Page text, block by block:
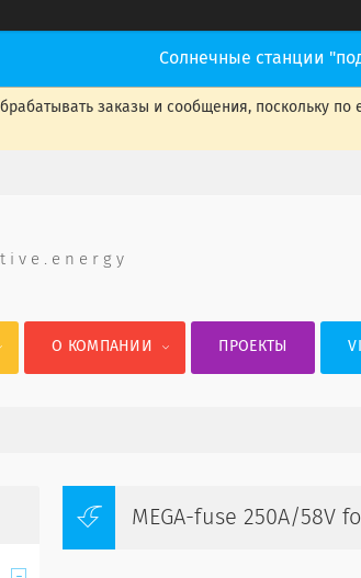
Солнечные станции
заказы и сообщения, поскольку
i v e . e n e r g y
О КОМПАНИИ ПРОЕКТЫ
MEGA-fuse 250A/58V